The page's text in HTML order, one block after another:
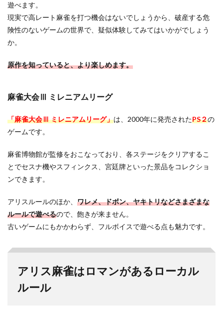
遊べます。
現実で高レート麻雀を打つ機会はないでしょうから、破産する危
険性のないゲームの世界で、疑似体験してみてはいかがでしょう
か。
原作を知っていると、より楽しめます。
麻雀大会Ⅲ ミレニアムリーグ
「麻雀大会Ⅲ ミレニアムリーグ」は、2000年に発売されたPS２の
ゲームです。
麻雀博物館が監修をおこなっており、各ステージをクリアするこ
とでセスナ機やスフィンクス、宮廷牌といった景品をコレクショ
ンできます。
アリスルールのほか、 ワレメ、ドボン、ヤキトリなどさまざまな
ルールで遊べるので、飽きが来ません。
古いゲームにもかかわらず、フルボイスで遊べる点も魅力です。
アリス麻雀はロマンがあるローカル
ルール